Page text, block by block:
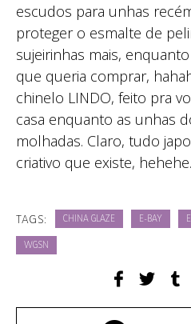
escudos para unhas
proteger o esmalte de
sujeirinhas mais,
que queria comprar,
chinelo LINDO, feito pra
casa enquanto as unhas
molhadas. Claro, tudo
criativo que existe,
TAGS: CHINA GLAZE E-BAY
WGSN